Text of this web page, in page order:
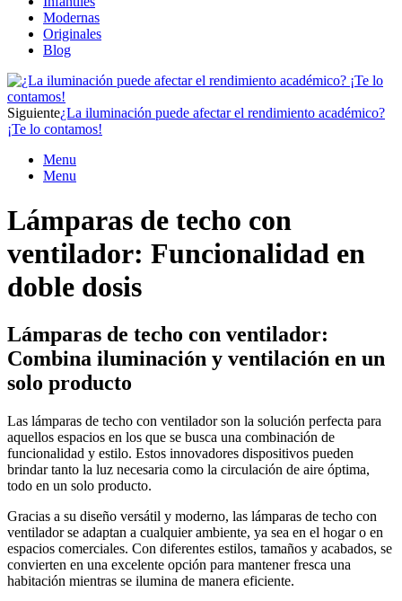
Modernas
Originales
Blog
Siguiente¿La iluminación puede afectar el rendimiento académico?
¡Te lo contamos!
Menu
Menu
Lámparas de techo con
ventilador: Funcionalidad en
doble dosis
Lámparas de techo con ventilador:
Combina iluminación y ventilación en un
solo producto
Las lámparas de techo con ventilador son la solución perfecta para
aquellos espacios en los que se busca una combinación de
funcionalidad y estilo. Estos innovadores dispositivos pueden
brindar tanto la luz necesaria como la circulación de aire óptima,
todo en un solo producto.
Gracias a su diseño versátil y moderno, las lámparas de techo con
ventilador se adaptan a cualquier ambiente, ya sea en el hogar o en
espacios comerciales. Con diferentes estilos, tamaños y acabados, se
convierten en una excelente opción para mantener fresca una
habitación mientras se ilumina de manera eficiente.